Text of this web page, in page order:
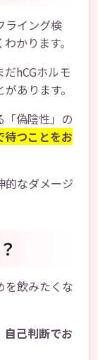
ライング検
かります。
hCGホルモ
あります。
「偽陰性」の
待つことをお
的なダメージ
を飲みたくな
自己判断でお